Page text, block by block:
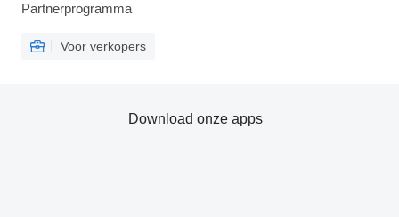
Partnerprogramma
Voor verkopers
Download onze apps